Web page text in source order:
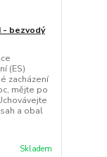
- bezvodý
(ES)
zacházení
mějte po
a obal
Skladem